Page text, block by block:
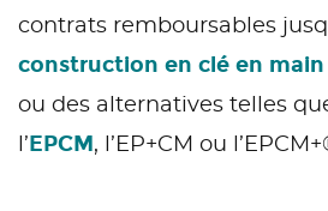
contrats remboursables
construction en clé en
ou des alternatives telles
l’EPCM, l’EP+CM ou